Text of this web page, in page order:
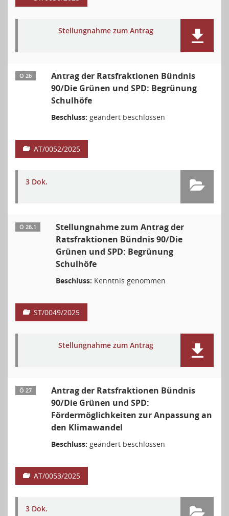
Stellungnahme zum Antrag
Ö 26
Antrag der Ratsfraktionen Bündnis
90/Die Grünen und SPD: Begrünung
Schulhöfe
Beschluss: geändert beschlossen
AT/0052/2025
3 Dok.
Ö 26.1
Stellungnahme zum Antrag der
Ratsfraktionen Bündnis 90/Die
Grünen und SPD: Begrünung
Schulhöfe
Beschluss: Kenntnis genommen
ST/0049/2025
Stellungnahme zum Antrag
Ö 27
Antrag der Ratsfraktionen Bündnis
90/Die Grünen und SPD:
Fördermöglichkeiten zur Anpassung an
den Klimawandel
Beschluss: geändert beschlossen
AT/0053/2025
3 Dok.